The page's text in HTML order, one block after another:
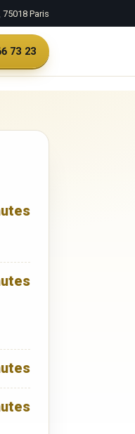
75018 Paris
73 23